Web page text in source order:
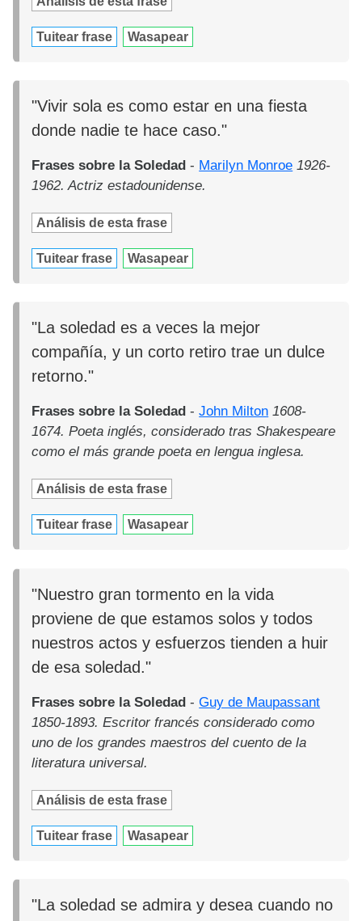
Tuitear frase Wasapear
"Vivir sola es como estar en una fiesta
donde nadie te hace caso."
Frases sobre la Soledad - Marilyn Monroe 1926-
1962. Actriz estadounidense.
Análisis de esta frase
Tuitear frase Wasapear
"La soledad es a veces la mejor
compañía, y un corto retiro trae un dulce
retorno."
Frases sobre la Soledad -John Milton 1608-
1674. Poeta inglés, considerado tras Shakespeare
como el más grande poeta en lengua inglesa.
Análisis de esta frase
Tuitear frase Wasapear
"Nuestro gran tormento en la vida
proviene de que estamos solos y todos
nuestros actos y esfuerzos tienden a huir
de esa soledad."
Frases sobre la Soledad -Guy de Maupassant
1850-1893. Escritor francés considerado como
uno de los grandes maestros del cuento de la
literatura universal.
Análisis de esta frase
Tuitear frase Wasapear
"La soledad se admira y desea cuando no